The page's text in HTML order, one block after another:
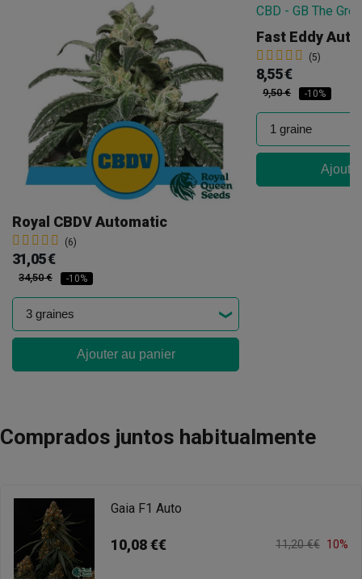
Royal CBDV Automatic
(6)
31,05 €
34,50 € -10%
Ajouter au panier
Fast Eddy
(5)
8,55 €
9,50 € -10%
Comprados juntos habitualmente
Gaia F1 Auto
10,08 €€ 11,20 €€ 10%